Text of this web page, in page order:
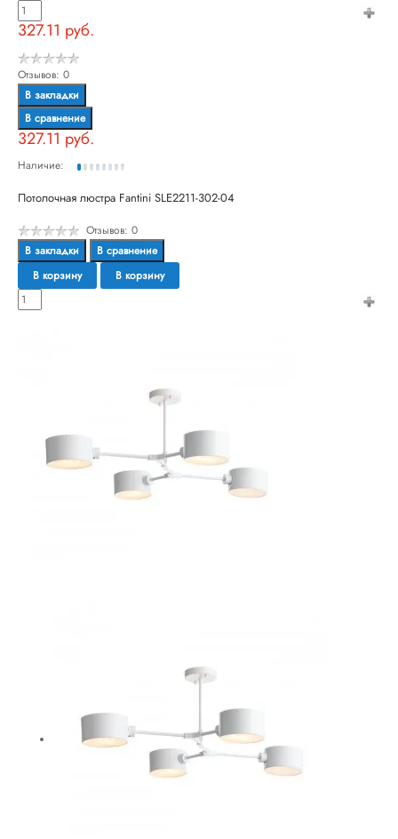
327.11 руб.
Отзывов: 0
В закладки
В сравнение
327.11 руб.
Наличие:
Потолочная люстра Fantini SLE2211-302-04
Отзывов: 0
В закладки
В сравнение
В корзину
В корзину